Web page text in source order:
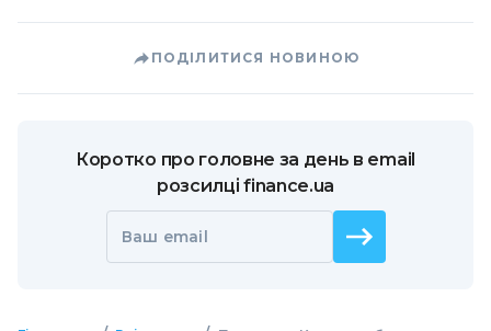
ПОДІЛИТИСЯ НОВИНОЮ
Коротко про головне за день в email
розсилці finance.ua
Ваш email